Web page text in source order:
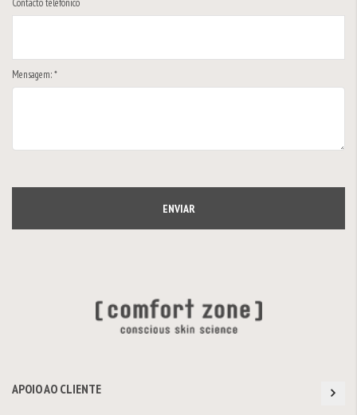
Contacto telefónico
Mensagem: *
ENVIAR
APOIO AO CLIENTE